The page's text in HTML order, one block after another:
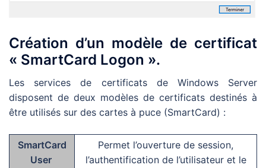
Création d’un modèle de certificat
« SmartCard Logon ».
Les services de certificats de Windows Server
disposent de deux modèles de certificats destinés à
être utilisés sur des cartes à puce (SmartCard) :
SmartCard
User
Permet l’ouverture de session,
l’authentification de l’utilisateur et le